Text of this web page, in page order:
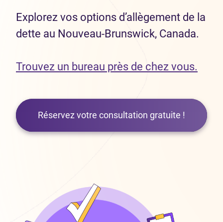
Explorez vos options d’allègement de la
dette au Nouveau-Brunswick, Canada.
Trouvez un bureau près de chez vous.
Réservez votre consultation gratuite !